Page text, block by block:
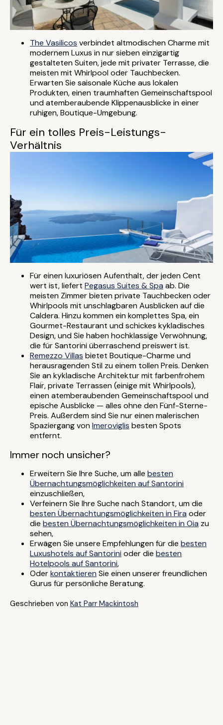
The Vasilicos verbindet altmodischen Charme mit
modernem Luxus in nur sieben einzigartig
gestalteten Suiten, jede mit privater Terrasse, die
meisten mit Whirlpool oder Tauchbecken.
Erwarten Sie saisonale Küche aus lokalen
Produkten, einen traumhaften Gemeinschaftspool
und atemberaubende Klippenausblicke in einer
ruhigen, Boutique-Umgebung.
Für ein tolles Preis-Leistungs-
Verhältnis
Für einen luxuriösen Aufenthalt, der jeden Cent
wert ist, liefert Pegasus Suites & Spa ab. Die
meisten Zimmer bieten private Tauchbecken oder
Whirlpools mit unschlagbaren Ausblicken auf die
Caldera. Hinzu kommen ein komplettes Spa, ein
Gourmet-Restaurant und schickes kykladisches
Design, und Sie haben hochklassige Verwöhnung,
die für Santorini überraschend preiswert ist.
Remezzo Villas bietet Boutique-Charme und
herausragenden Stil zu einem tollen Preis. Denken
Sie an kykladische Architektur mit farbenfrohem
Flair, private Terrassen (einige mit Whirlpools),
einen atemberaubenden Gemeinschaftspool und
epische Ausblicke — alles ohne den Fünf-Sterne-
Preis. Außerdem sind Sie nur einen malerischen
Spaziergang vonImeroviglis besten Spots
entfernt.
Immer noch unsicher?
Erweitern Sie Ihre Suche, um alle besten
Übernachtungsmöglichkeiten auf Santorini
einzuschließen,
Verfeinern Sie Ihre Suche nach Standort, um die
besten Übernachtungsmöglichkeiten in Fira oder
die besten Übernachtungsmöglichkeiten in Oia zu
sehen,
Erwägen Sie unsere Empfehlungen für die besten
Luxushotels auf Santorini oder die besten
Hotelpools auf Santorini,
Oderkontaktieren Sie einen unserer freundlichen
Gurus für persönliche Beratung.
Geschrieben von Kat Parr Mackintosh